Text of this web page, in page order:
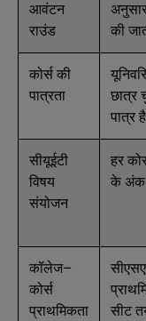
आवंटन
राउंड
की
कोर्स की
पात्रता
छात्र
पात्र
सीयूईटी
विषय
संयोजन
हर
के अंक
कॉलेज–
कोर्स
प्राथमिकता
सीट